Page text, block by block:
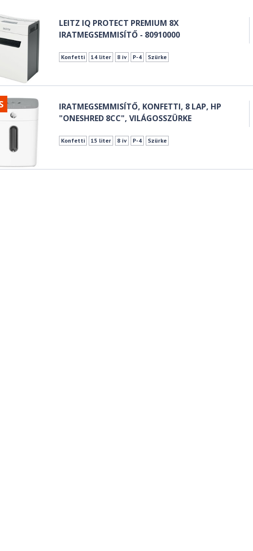
LEITZ IQ PROTECT PREMIUM 8X
IRATMEGSEMMISÍTŐ - 80910000
Konfetti 14 liter 8 ív P-4 Szürke
IRATMEGSEMMISÍTŐ, KONFETTI, 8 LAP, HP
"ONESHRED 8CC", VILÁGOSSZÜRKE
Konfetti 15 liter 8 ív P-4 Szürke